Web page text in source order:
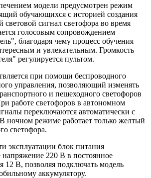
модели предусмотрен режим
обучающихся с историей создания
сигнал светофора во время
голосовым сопровождением
благодаря чему процесс обучения
и увлекательным. Громкость
регулируется пультом.
при помощи беспроводного
управления, позволяющий изменять
и пешеходного светофоров
работе светофоров в автономном
переключаются автоматически с
ночном режиме работает только желтый
светофора.
эксплуатации блок питания
напряжение 220 В в постоянное
12 В, позволяя подключать модель
аккумулятору.